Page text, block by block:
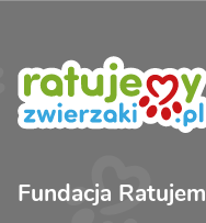
Fundacja